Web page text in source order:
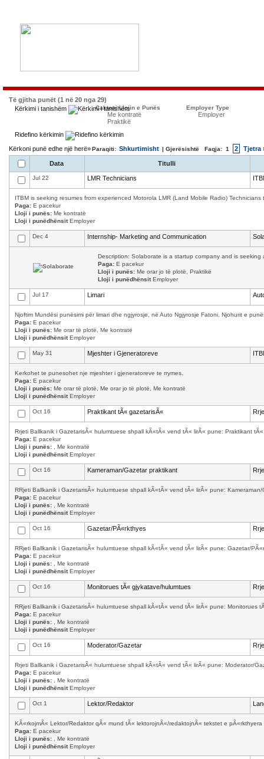
Të gjitha punët (1 në 20 nga 29)
Kërkimi i tanishëm
Caktoni Llojin e Punës
Me kontratë
Praktikë
Employer Type
Employer
Ridefino kërkimin
Kërkoni punë edhe një herë»Paraqiti: Shkurtimisht | Gjerësishtë Faqja: 1 2 Tjetra
Data Titulli
Jul 22 LMR Technicians
ITBM is seeking resumes from experienced Motorola LMR (Land Mobile Radio)
Paga: E pacekur
Lloji i punës: Me kontratë
Lloji i punëdhënsitEmployer
Dec 4 Internship- Marketing and Communication
Description: Solaborate is a startup company and is
Paga: E pacekur
Lloji i punës: Me orar jo të plotë, Praktikë
Lloji i punëdhënsitEmployer
Jul 17 Limari
Njoftim Mundësi punësimi për limari dhe ngjyrosje, në Auto Ngjyrosje Fatoni. Njohurit e
Paga: E pacekur
Lloji i punës: Me orar të plotë, Me kontratë
Lloji i punëdhënsitEmployer
May 31 Mjeshter i Gjeneratoreve
Kerkohet te punesohet nje mjeshter i gjeneratoreve te rrymes.
Paga: E pacekur
Lloji i punës: Me orar të plotë, Me orar jo të plotë, Me kontratë
Lloji i punëdhënsitEmployer
Oct 16 Praktikant tÃ« gazetarisÃ«
Rrjeti Ballkanik i GazetarisÃ« hulumtuese shpall kÃ«tÃ« vend tÃ« lirÃ« pune: Praktikant
Paga: E pacekur
Lloji i punës: , Me kontratë
Lloji i punëdhënsitEmployer
Oct 16 Kameraman/Gazetar praktikant
RRjeti Ballkanik i GazetarisÃ« hulumtuese shpall kÃ«tÃ« vend tÃ« lirÃ« pune:
Paga: E pacekur
Lloji i punës: , Me kontratë
Lloji i punëdhënsitEmployer
Oct 16 Gazetar/PÃ«rkthyes
RRjeti Ballkanik i GazetarisÃ« hulumtuese shpall kÃ«tÃ« vend tÃ« lirÃ« pune: Gazetar/
Paga: E pacekur
Lloji i punës: , Me kontratë
Lloji i punëdhënsitEmployer
Oct 16 Monitorues tÃ« gjykatave/hulumtues
RRjeti Ballkanik i GazetarisÃ« hulumtuese shpall kÃ«tÃ« vend tÃ« lirÃ« pune: Monitorues
Paga: E pacekur
Lloji i punës: , Me kontratë
Lloji i punëdhënsitEmployer
Oct 16 Moderator/Gazetar
Rrjeti Ballkanik i GazetarisÃ« hulumtuese shpall kÃ«tÃ« vend tÃ« lirÃ« pune: Moderator/
Paga: E pacekur
Lloji i punës: , Me kontratë
Lloji i punëdhënsitEmployer
Oct 1 Lektor/Redaktor
KÃ«rkojmÃ« Lektor/Redaktor qÃ« mund tÃ« lektorojnÃ«/redaktojnÃ« tekstet e
Paga: E pacekur
Lloji i punës: , Me kontratë
Lloji i punëdhënsitEmployer